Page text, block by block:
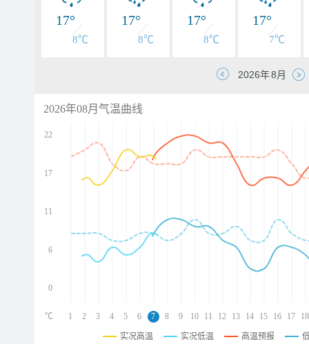
17°
8℃
17°
8℃
17°
8℃
17°
7℃
2026年08月气温曲线
22
17
11
6
0
1 2 3 4 5 6 7 8 9 10 11 12 13 14 15 16 17 18
℃
实况高温 实况低温 高温预报